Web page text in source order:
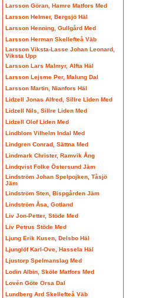
Larsson Göran, Hamre Matfors Med
Larsson Helmer, Bergsjö Häl
Larsson Henning, Gullgård Med
Larsson Herman Skellefteå Väb
Larsson Viksta-Lasse Johan Leonard,
Viksta Upp
Larsson Lars Malmyr, Alfta Häl
Larsson Lejsme Per, Malung Dal
Larsson Martin, Nianfors Häl
Lidzell Jonas Alfred, Sillre Liden Med
Lidzell Nils, Sillre Liden Med
Lidzell Olof Liden Med
Lindblom Vilhelm Indal Med
Lindgren Conrad, Sättna Med
Lindmark Christer, Ramvik Ång
Lindqvist Folke Östersund Jäm
Lindström Johan Spelpojken, Tåsjö
Jäm
Lindström Sten, Bispgården Jäm
Lindström Åsa, Gotland
Liv Jon-Petter, Stöde Med
Liv Petrus Stöde Med
Ljung Erik Kusen, Delsbo Häl
Ljunglöf Karl-Ove, Hassela Häl
Ljustorp Spelmanslag Med
Lodin Albin, Sköle Matfors Med
Lovén Göte Orsa Dal
Lundberg Ard Skellefteå Väb